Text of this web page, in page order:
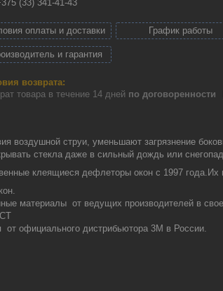
(33) 341-41-43
оплаты и доставки График работы
и гарантия
товара в течение 14 дней по договоренности
воздушной струи, уменьшают загрязнение
стекла даже в сильный дождь или
клеящиеся дефлеторы окон с 1997
материалы от ведущих производителей в
от официального дистрибьютора 3М в России.